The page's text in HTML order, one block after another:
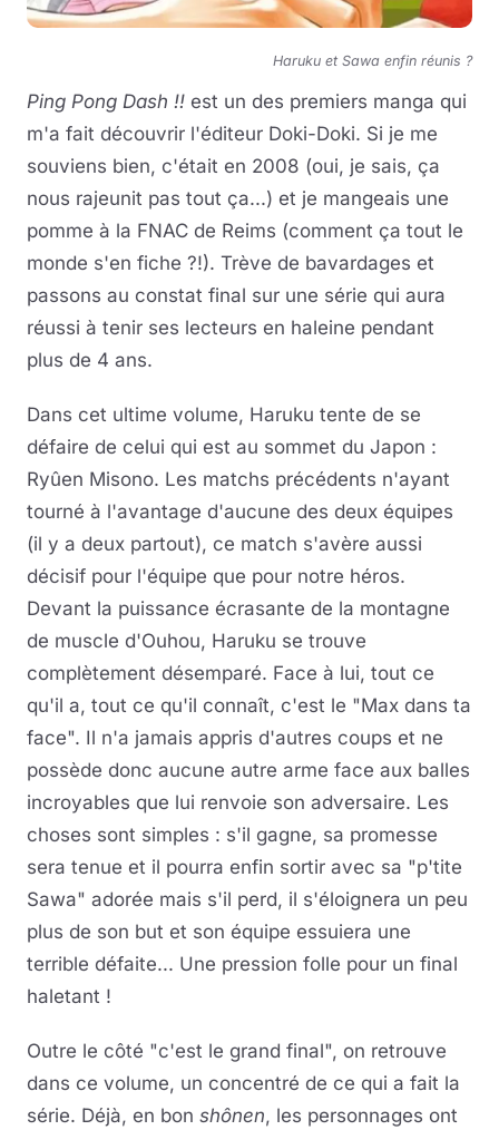
Haruku et Sawa enfin réunis ?
Ping Pong Dash !! est un des premiers manga qui
m'a fait découvrir l'éditeur Doki-Doki. Si je me
souviens bien, c'était en 2008 (oui, je sais, ça
nous rajeunit pas tout ça...) et je mangeais une
pomme à la FNAC de Reims (comment ça tout le
monde s'en fiche ?!). Trève de bavardages et
passons au constat final sur une série qui aura
réussi à tenir ses lecteurs en haleine pendant
plus de 4 ans.
Dans cet ultime volume, Haruku tente de se
défaire de celui qui est au sommet du Japon :
Ryûen Misono. Les matchs précédents n'ayant
tourné à l'avantage d'aucune des deux équipes
(il y a deux partout), ce match s'avère aussi
décisif pour l'équipe que pour notre héros.
Devant la puissance écrasante de la montagne
de muscle d'Ouhou, Haruku se trouve
complètement désemparé. Face à lui, tout ce
qu'il a, tout ce qu'il connaît, c'est le "Max dans ta
face". Il n'a jamais appris d'autres coups et ne
possède donc aucune autre arme face aux balles
incroyables que lui renvoie son adversaire. Les
choses sont simples : s'il gagne, sa promesse
sera tenue et il pourra enfin sortir avec sa "p'tite
Sawa" adorée mais s'il perd, il s'éloignera un peu
plus de son but et son équipe essuiera une
terrible défaite... Une pression folle pour un final
haletant !
Outre le côté "c'est le grand final", on retrouve
dans ce volume, un concentré de ce qui a fait la
série. Déjà, en bon shônen, les personnages ont